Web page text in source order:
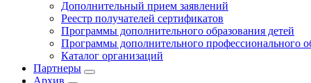
Дополнительный прием заявлений
Реестр получателей сертификатов
Программы дополнительного образования детей
Программы дополнительного профессионального
Каталог организаций
Партнеры
Архив